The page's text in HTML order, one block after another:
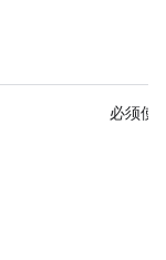
必须使